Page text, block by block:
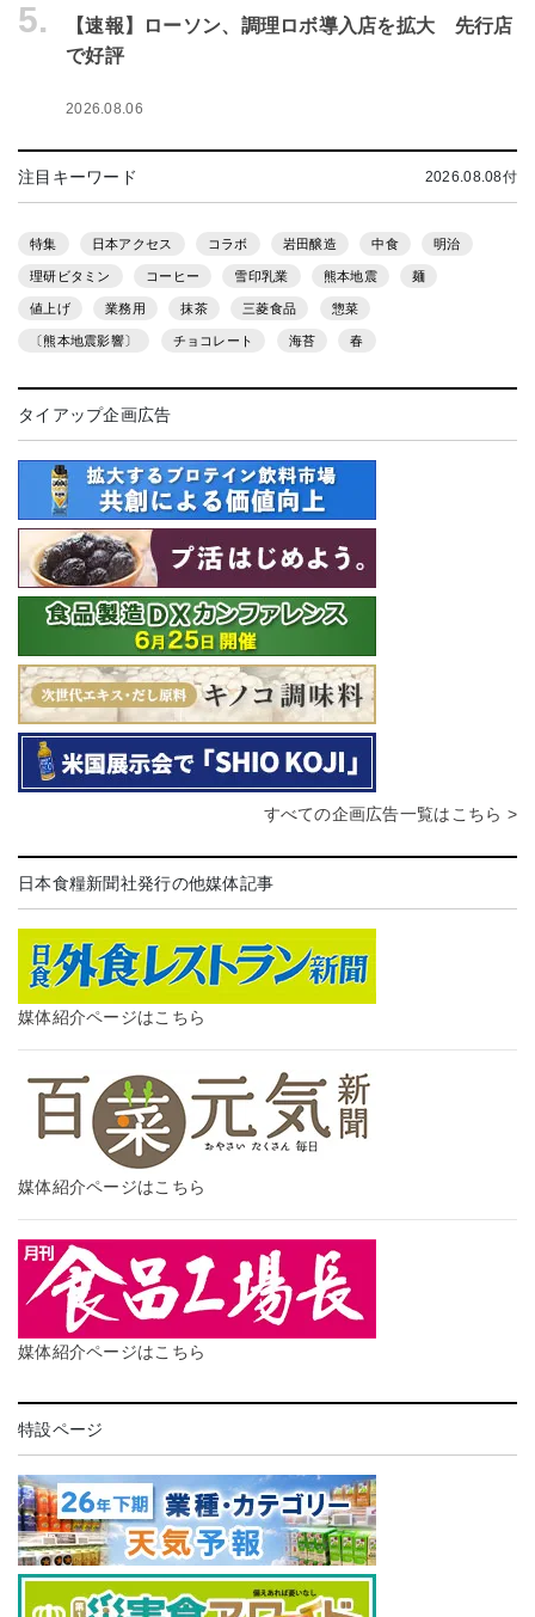
5.
【速報】ローソン、調理ロボ導入店を拡大 先行店
で好評
2026.08.06
注目キーワード 2026.08.08付
特集 日本アクセス コラボ 岩田醸造 中食 明治
理研ビタミン コーヒー 雪印乳業 熊本地震 麺
値上げ 業務用 抹茶 三菱食品 惣菜
〔熊本地震影響〕 チョコレート 海苔 春
タイアップ企画広告
すべての企画広告一覧はこちら >
日本食糧新聞社発行の他媒体記事
媒体紹介ページはこちら
媒体紹介ページはこちら
媒体紹介ページはこちら
特設ページ